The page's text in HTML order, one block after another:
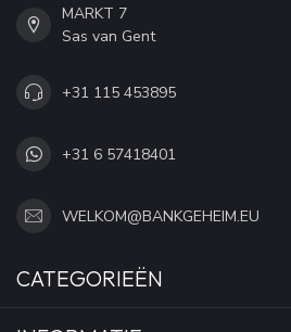
MARKT 7
Sas van Gent
+31 115 453895
+31 6 57418401
WELKOM@BANKGEHEIM.EU
CATEGORIEËN